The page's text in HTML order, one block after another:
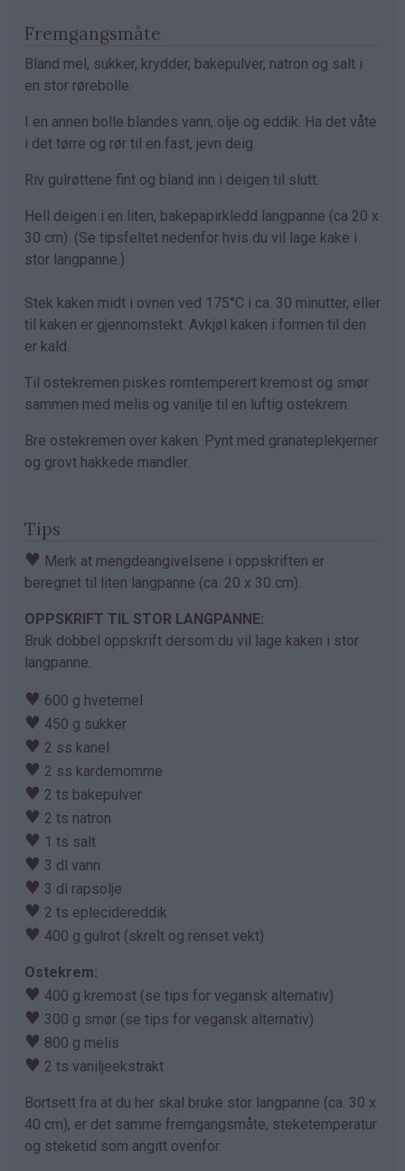
Fremgangsmåte
Bland mel, sukker, krydder, bakepulver, natron og salt i
en stor rørebolle.
I en annen bolle blandes vann, olje og eddik. Ha det våte
i det tørre og rør til en fast, jevn deig.
Riv gulrøttene fint og bland inn i deigen til slutt.
Hell deigen i en liten, bakepapirkledd langpanne (ca 20 x
30 cm). (Se tipsfeltet nedenfor hvis du vil lage kake i
stor langpanne.)
Stek kaken midt i ovnen ved 175°C i ca. 30 minutter, eller
til kaken er gjennomstekt. Avkjøl kaken i formen til den
er kald.
Til ostekremen piskes romtemperert kremost og smør
sammen med melis og vanilje til en luftig ostekrem.
Bre ostekremen over kaken. Pynt med granateplekjerner
og grovt hakkede mandler.
Tips
♥ Merk at mengdeangivelsene i oppskriften er
beregnet til liten langpanne (ca. 20 x 30 cm).
OPPSKRIFT TIL STOR LANGPANNE:
Bruk dobbel oppskrift dersom du vil lage kaken i stor
langpanne.
♥ 600 g hvetemel
♥ 450 g sukker
♥ 2 ss kanel
♥ 2 ss kardemomme
♥ 2 ts bakepulver
♥ 2 ts natron
♥ 1 ts salt
♥ 3 dl vann
♥ 3 dl rapsolje
♥ 2 ts eplecidereddik
♥ 400 g gulrot (skrelt og renset vekt)
Ostekrem:
♥ 400 g kremost (se tips for vegansk alternativ)
♥ 300 g smør (se tips for vegansk alternativ)
♥ 800 g melis
♥ 2 ts vaniljeekstrakt
Bortsett fra at du her skal bruke stor langpanne (ca. 30 x
40 cm), er det samme fremgangsmåte, steketemperatur
og steketid som angitt ovenfor.